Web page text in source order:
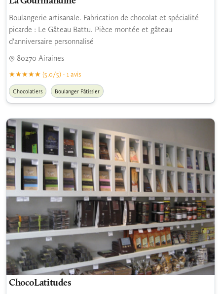
Boulangerie artisanale. Fabrication de chocolat et spécialité
picarde : Le Gâteau Battu. Pièce montée et gâteau
d'anniversaire personnalisé
80270 Airaines
(5.0/5) - 1 avis
Chocolatiers Boulanger Pâtissier
ChocoLatitudes